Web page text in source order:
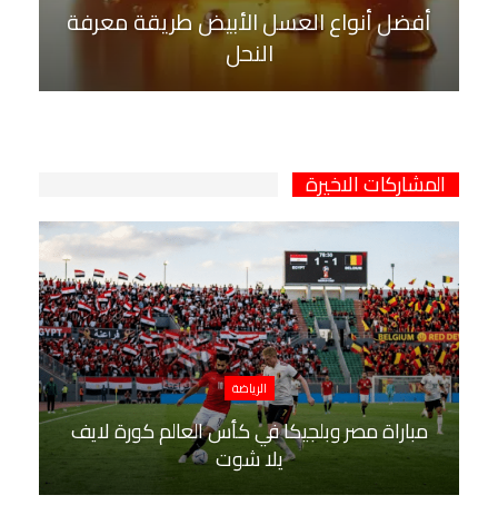
أفضل أنواع العسل الأبيض طريقة معرفة
النحل
المشاركات الاخيرة
الرياضة
مباراة مصر وبلجيكا في كأس العالم كورة لايف
يلا شوت